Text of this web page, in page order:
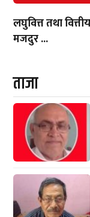
लघुवित्त तथा
मजदुर ...
ताजा